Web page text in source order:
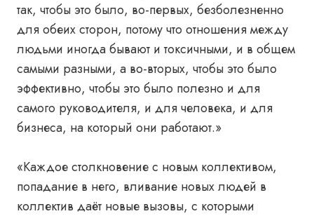
так, чтобы это было, во-первых, безболезненно
для обеих сторон, потому что отношения между
людьми иногда бывают и токсичными, и в общем
самыми разными, а во-вторых, чтобы это было
эффективно, чтобы это было полезно и для
самого руководителя, и для человека, и для
бизнеса, на который они работают.»
«Каждое столкновение с новым коллективом,
попадание в него, вливание новых людей в
коллектив даёт новые вызовы, с которыми